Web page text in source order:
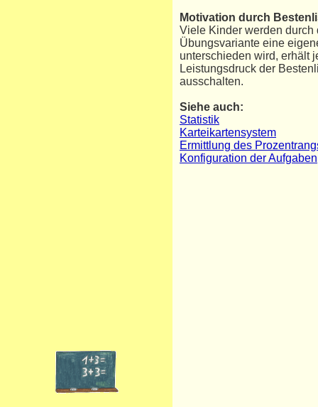
Motivation durch
Viele Kinder werden durch
Übungsvariante eine
unterschieden wird, erhält
Leistungsdruck der
ausschalten.
Siehe auch:
Statistik
Karteikartensystem
Ermittlung des
Konfiguration der Aufgaben